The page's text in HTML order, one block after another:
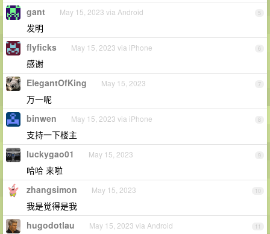
5
gant May 15, 2023 via Android
发明
6
flyficks May 15, 2023 via iPhone
感谢
7
ElegantOfKing May 15, 2023
万一呢
8
binwen May 15, 2023 via iPhone
支持一下楼主
9
luckygao01 May 15, 2023
哈哈 来啦
10
zhangsimon May 15, 2023
我是觉得是我
11
hugodotlau May 15, 2023 via Android